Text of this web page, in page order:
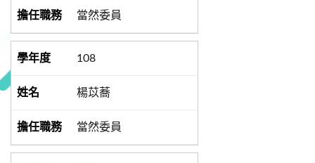
當然委員
108
楊苡蕎
當然委員